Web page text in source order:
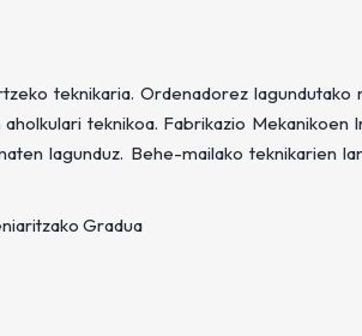
teknikaria. Ordenadorez lagundutako
teknikoa. Fabrikazio Mekanikoen
lagunduz. Behe-mailako teknikarien
Gradua